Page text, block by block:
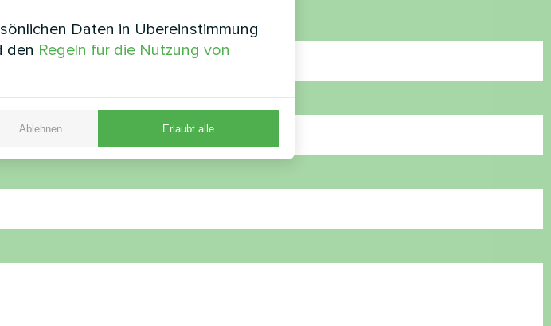
Daten in Übereinstimmung
den Regeln für die Nutzung von
Ablehnen Erlaubt alle